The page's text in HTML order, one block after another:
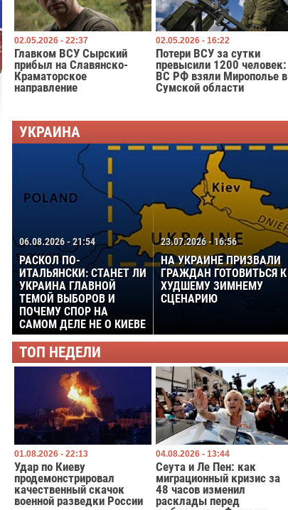
02.05.2026 - 22:37
Главком ВСУ Сырский
прибыл на Славянско-
Краматорское
направление
02.05.2026 - 16:22
Потери ВСУ за сутки
превысили 1200 человек:
ВС РФ взяли Мирополье в
Сумской области
УКРАИНА
06.08.2026 - 21:54
РАСКОЛ ПО-
ИТАЛЬЯНСКИ: СТАНЕТ ЛИ
УКРАИНА ГЛАВНОЙ
ТЕМОЙ ВЫБОРОВ И
ПОЧЕМУ СПОР НА
САМОМ ДЕЛЕ НЕ О КИЕВЕ
23.07.2026 - 16:56
НА УКРАИНЕ ПРИЗВАЛИ
ГРАЖДАН ГОТОВИТЬСЯ К
ХУДШЕМУ ЗИМНЕМУ
СЦЕНАРИЮ
ТОП НЕДЕЛИ
01.08.2026 - 22:13
Удар по Киеву
продемонстрировал
качественный скачок
военной разведки России
04.08.2026 - 13:44
Сеута и Ле Пен: как
миграционный кризис за
48 часов изменил
расклады перед